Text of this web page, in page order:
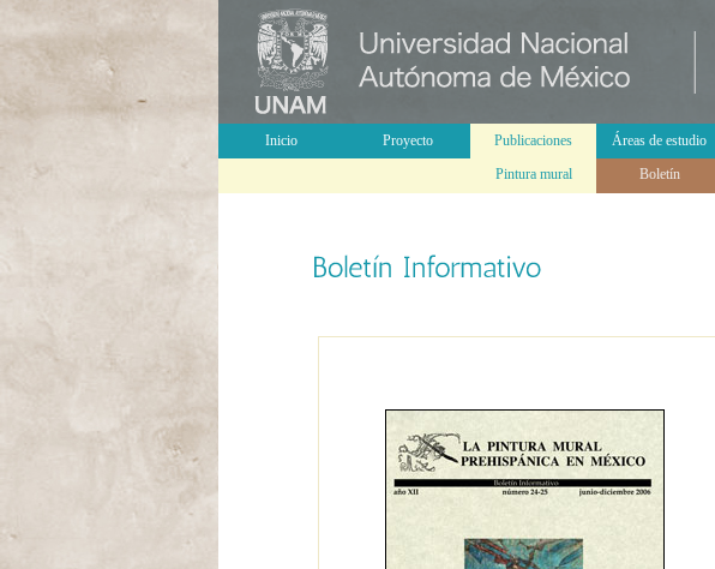
Inicio Proyecto
Publicaciones
Pintura mural
Boletín
Áreas de estudio